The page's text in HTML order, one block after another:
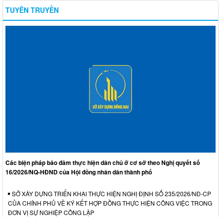
TUYÊN TRUYỀN
Các biện pháp bảo đảm thực hiện dân chủ ở cơ sở theo Nghị quyết số
16/2026/NQ-HĐND của Hội đồng nhân dân thành phố
SỞ XÂY DỰNG TRIỂN KHAI THỰC HIỆN NGHỊ ĐỊNH SỐ 235/2026/NĐ-CP
CỦA CHÍNH PHỦ VỀ KÝ KẾT HỢP ĐỒNG THỰC HIỆN CÔNG VIỆC TRONG
ĐƠN VỊ SỰ NGHIỆP CÔNG LẬP